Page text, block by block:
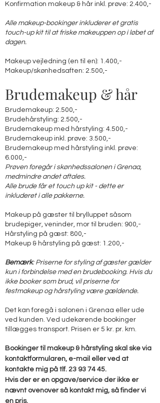
Konfirmation makeup & hår inkl. prøve: 2.400,-
Alle makeup-bookinger inkluderer et gratis
touch-up kit til at friske makeuppen op i løbet af
dagen.
Makeup vejledning (en til en): 1.400,-
Makeup/skønhedsaften: 2.500,-
Brudemakeup & hår
Brudemakeup: 2.500,-
Brudehårstyling: 2.500,-
Brudemakeup med hårstyling: 4.500,-
Brudemakeup inkl. prøve: 3.500,-
Brudemakeup med hårstyling inkl. prøve:
6.000,-
Prøvenforegår i skønhedssalonen i Grenaa,
medmindre andet aftales.
Alle brude får et touch up kit - dette er
inkluderet i alle pakkerne.
Makeup på gæster til brylluppet såsom
brudepiger, veninder, mor til bruden: 900,-
Hårstyling på gæst: 800,-
Makeup & hårstyling på gæst: 1.200,-
Bemærk: Priserne for styling af gæster gælder
kun i forbindelse med en brudebooking. Hvis du
ikke booker som brud, vil priserne for
festmakeup og hårstyling være gældende.
Det kan foregå i salonen i Grenaa eller ude
ved kunden. Ved udekørende bookinger
tillægges transport. Prisen er 5 kr. pr. km.
Bookinger til makeup & hårstyling skal ske via
kontaktformularen, e-mail eller ved at
kontakte mig på tlf. 23 93 74 45.
Hvis der er en opgave/service der ikke er
nævnt ovenover så kontakt mig, så finder vi
en pris.